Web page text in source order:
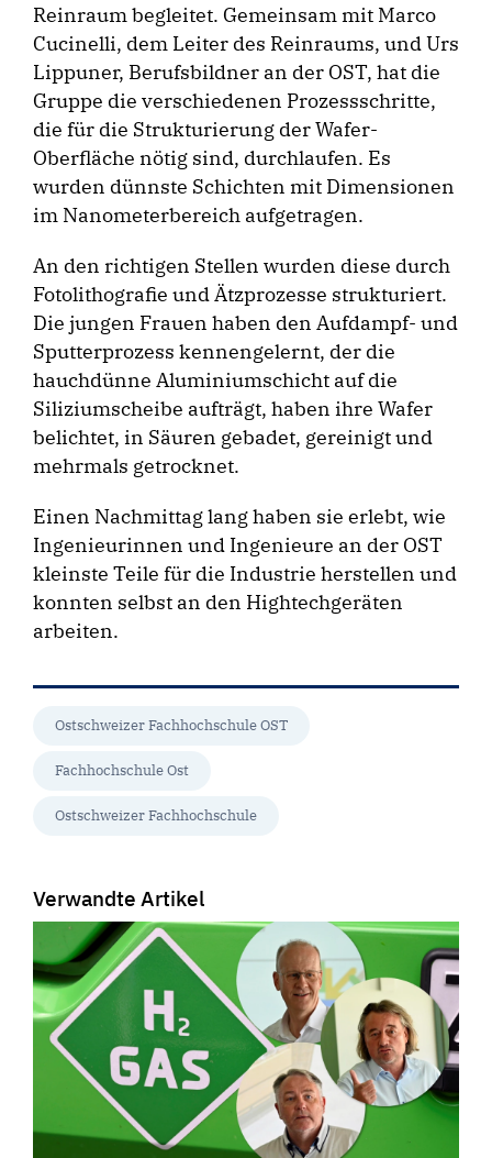
Reinraum begleitet. Gemeinsam mit Marco
Cucinelli, dem Leiter des Reinraums, und Urs
Lippuner, Berufsbildner an der OST, hat die
Gruppe die ­verschiedenen Prozessschritte,
die für die Strukturierung der Wafer-
Oberfläche nötig sind, durchlaufen. Es
wurden dünnste Schichten mit Dimensionen
im Nanometerbereich aufgetragen.
An den richtigen Stellen wurden diese durch
Fotolithografie und Ätzprozesse strukturiert.
Die jungen Frauen haben den Aufdampf- und
Sputter­prozess kennengelernt, der die
hauchdünne Aluminiumschicht auf die
Siliziumscheibe aufträgt, haben ihre Wafer
belichtet, in Säuren gebadet, gereinigt und
mehrmals getrocknet.
Einen Nachmittag lang haben sie erlebt, wie
Ingenieurinnen und Ingenieure an der OST
kleinste Teile für die Industrie herstellen und
konnten selbst an den Hightechgeräten
arbeiten.
Ostschweizer Fachhochschule OST
Fachhochschule Ost
Ostschweizer Fachhochschule
Verwandte Artikel